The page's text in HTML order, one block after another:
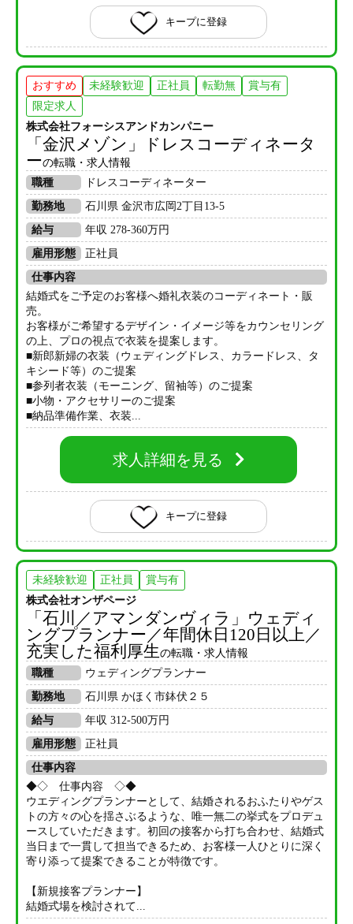
キープに登録
おすすめ 未経験歓迎 正社員 転勤無
賞与有
限定求人
株式会社フォーシスアンドカンパニー
「金沢メゾン」ドレスコーディネータ
ーの転職・求人情報
職種
ドレスコーディネーター
勤務地
石川県 金沢市広岡2丁目13-5
給与
年収 278-360万円
雇用形態
正社員
仕事内容
結婚式をご予定のお客様へ婚礼衣装のコーディネート・販
売。
お客様がご希望するデザイン・イメージ等をカウンセリング
の上、プロの視点で衣装を提案します。
■新郎新婦の衣装（ウェディングドレス、カラードレス、タ
キシード等）のご提案
■参列者衣装（モーニング、留袖等）のご提案
■小物・アクセサリーのご提案
■納品準備作業、衣装...
求人詳細を見る
キープに登録
未経験歓迎 正社員
賞与有
株式会社オンザページ
「石川／アマンダンヴィラ」ウェディ
ングプランナー／年間休日120日以上／
充実した福利厚生の転職・求人情報
職種
ウェディングプランナー
勤務地
石川県 かほく市鉢伏２５
給与
年収 312-500万円
雇用形態
正社員
仕事内容
◆◇ 仕事内容 ◇◆
ウエディングプランナーとして、結婚されるおふたりやゲス
トの方々の心を揺さぶるような、唯一無二の挙式をプロデュ
ースしていただきます。初回の接客から打ち合わせ、結婚式
当日まで一貫して担当できるため、お客様一人ひとりに深く
寄り添って提案できることが特徴です。
【新規接客プランナー】
結婚式場を検討されて...